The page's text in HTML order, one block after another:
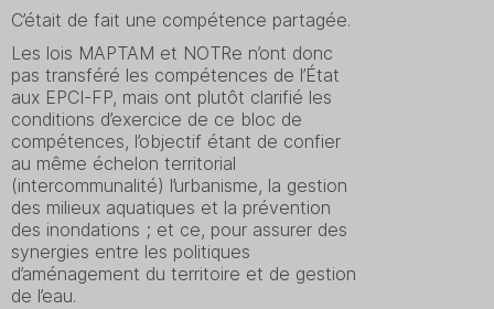
C’était de fait une compétence partagée.
Les lois MAPTAM et NOTRe n’ont donc
pas transféré les compétences de l’État
aux EPCI-FP, mais ont plutôt clarifié les
conditions d’exercice de ce bloc de
compétences, l’objectif étant de confier
au même échelon territorial
(intercommunalité) l’urbanisme, la gestion
des milieux aquatiques et la prévention
des inondations ; et ce, pour assurer des
synergies entre les politiques
d’aménagement du territoire et de gestion
de l’eau.